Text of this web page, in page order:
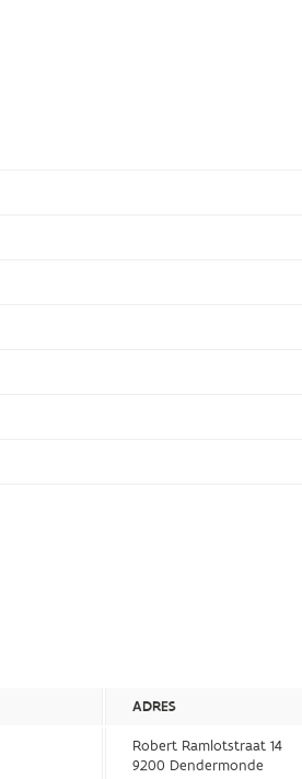
ADRES
Robert Ramlotstraat 14
9200 Dendermonde